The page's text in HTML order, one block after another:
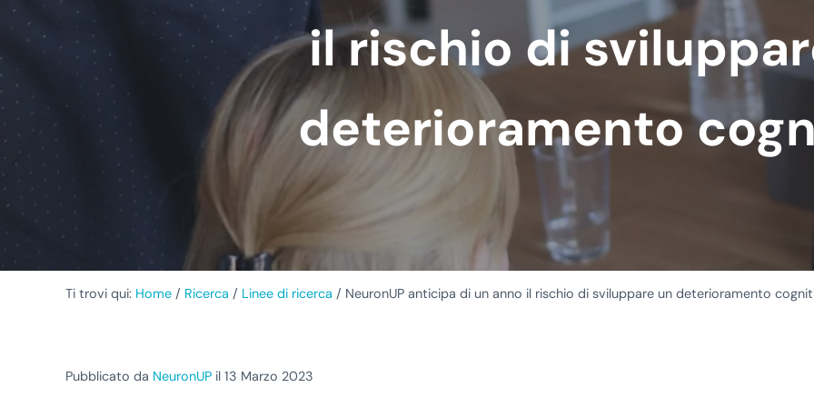
il rischio di
deterioramento
Ti trovi qui: Home / Ricerca / Linee di ricerca / NeuronUP anticipa di un anno il rischio di sviluppare un deterioramento
Pubblicato da NeuronUP il 13 Marzo 2023